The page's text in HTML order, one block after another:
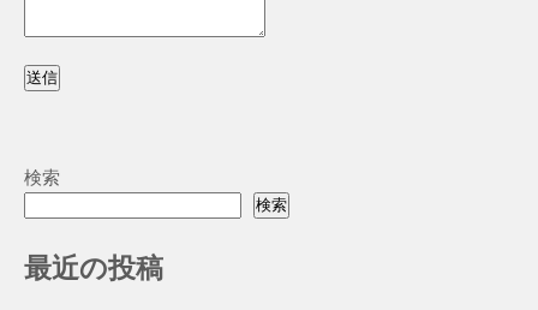
送信
検索
検索
最近の投稿